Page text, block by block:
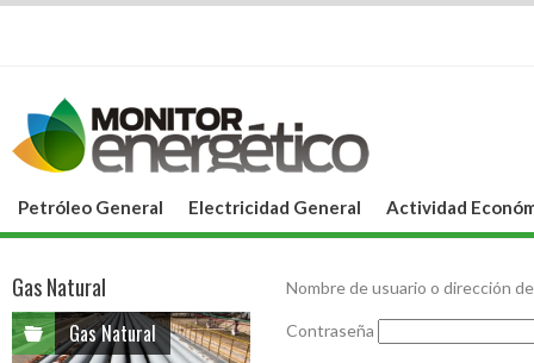
Petróleo General Electricidad General Actividad
Nombre de usuario o dirección
Contraseña
Gas Natural
Gas Natural